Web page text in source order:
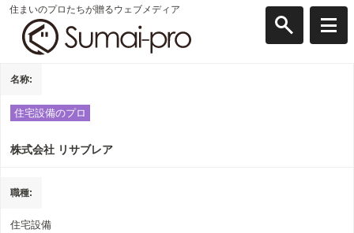
住まいのプロたちが贈るウェブメディア
名称
住宅設備のプロ
株式会社 リサブレア
職種
住宅設備